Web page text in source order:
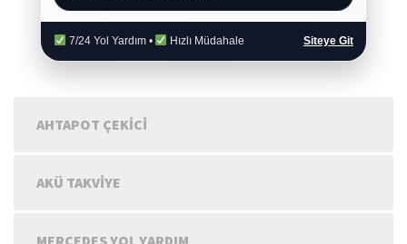
7/24 Yol Yardım • Hızlı Müdahale Siteye Git
AHTAPOT ÇEKICI
AKÜ TAKVIYE